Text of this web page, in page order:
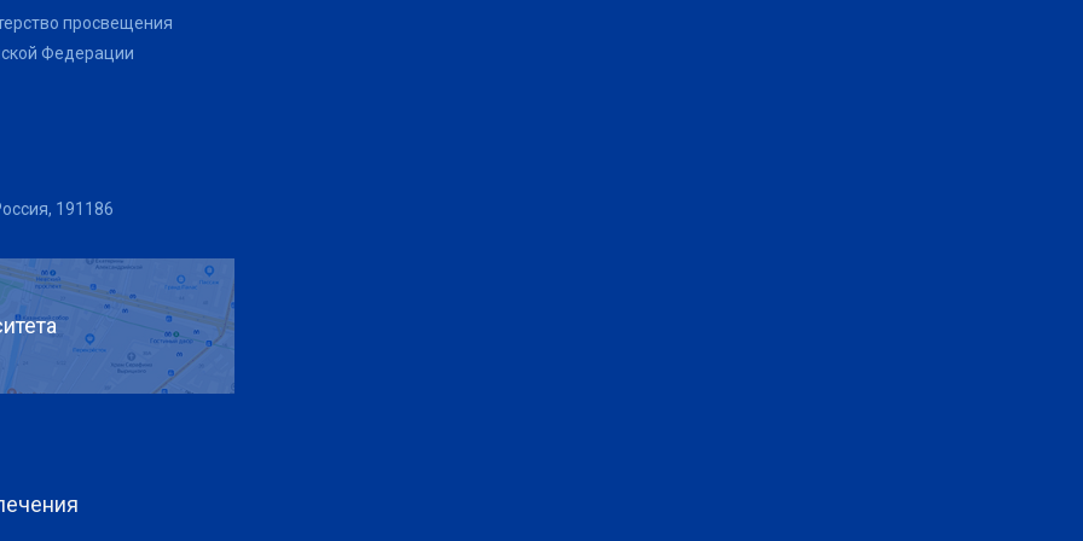
просвещения
Федерации
191186